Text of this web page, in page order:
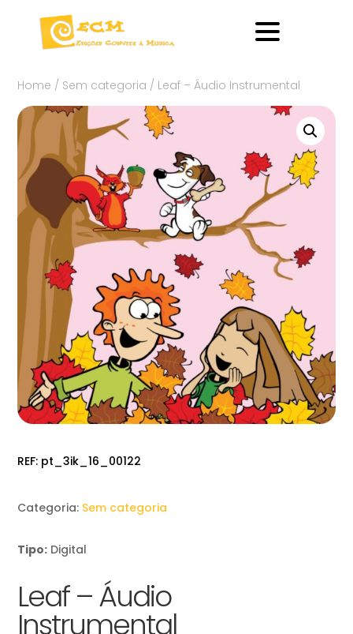
Home / Sem categoria / Leaf – Áudio Instrumental
REF: pt_3ik_16_00122
Categoria: Sem categoria
Tipo: Digital
Leaf – Áudio
Instrumental